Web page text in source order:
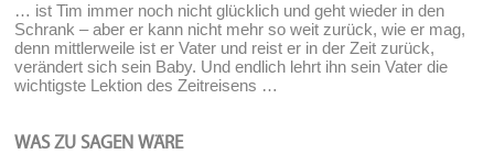
… ist Tim immer noch nicht glücklich und geht wieder in den
Schrank – aber er kann nicht mehr so weit zurück, wie er mag,
denn mittlerweile ist er Vater und reist er in der Zeit zurück,
verändert sich sein Baby. Und endlich lehrt ihn sein Vater die
wichtigste Lektion des Zeitreisens …
WAS ZU SAGEN WÄRE